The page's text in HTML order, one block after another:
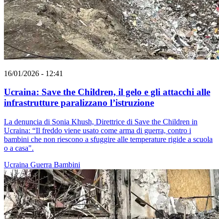
16/01/2026 - 12:41
Ucraina: Save the Children, il gelo e gli attacchi alle
infrastrutture paralizzano l’istruzione
La denuncia di Sonia Khush, Direttrice di Save the Children in
Ucraina: “Il freddo viene usato come arma di guerra, contro i
bambini che non riescono a sfuggire alle temperature rigide a scuola
o a casa".
Ucraina Guerra Bambini